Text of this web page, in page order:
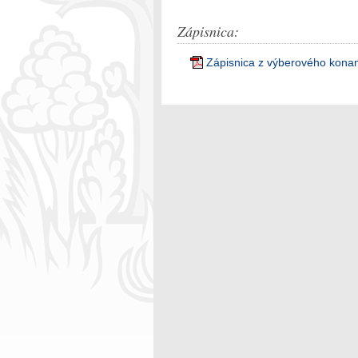
Zápisnica:
Zápisnica z výberového